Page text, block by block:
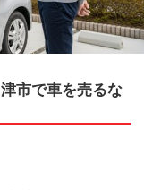
市で車を売るな